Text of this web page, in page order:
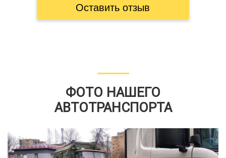
Оставить отзыв
ФОТО НАШЕГО
АВТОТРАНСПОРТА